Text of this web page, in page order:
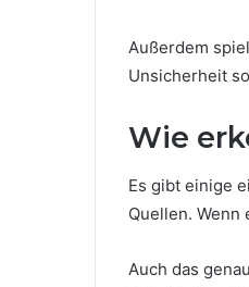
Außerdem
Unsicherheit
Wie
Es gibt einige
Quellen.
Auch das